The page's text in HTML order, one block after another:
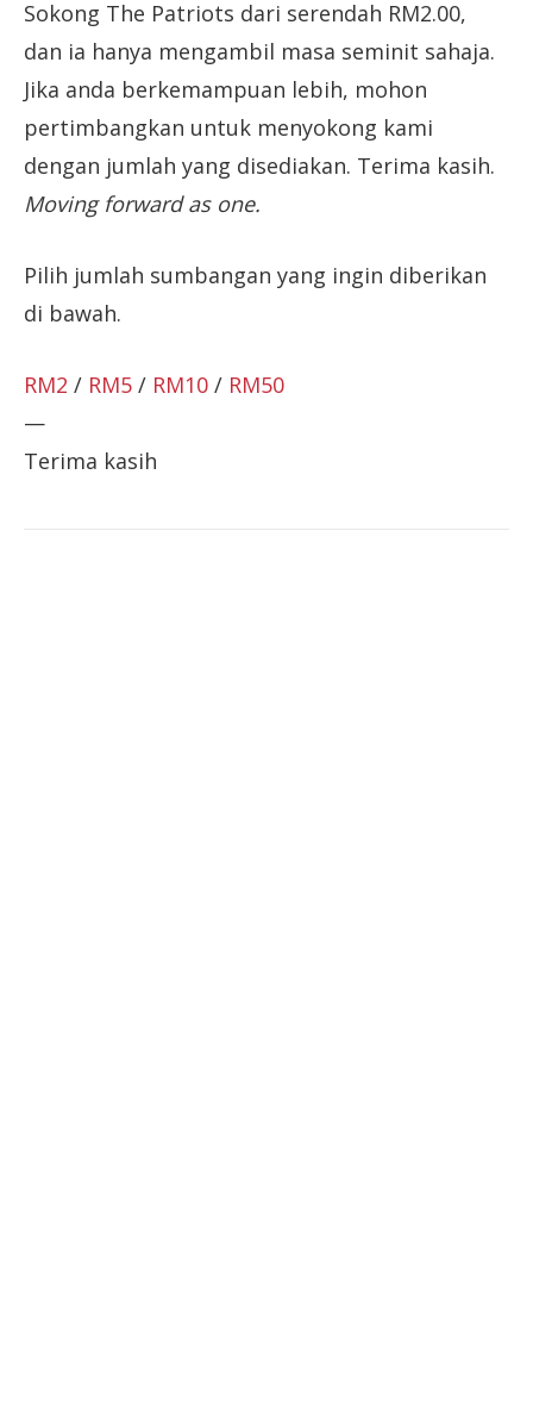
Sokong The Patriots dari serendah RM2.00,
dan ia hanya mengambil masa seminit sahaja.
Jika anda berkemampuan lebih, mohon
pertimbangkan untuk menyokong kami
dengan jumlah yang disediakan. Terima kasih.
Moving forward as one.
Pilih jumlah sumbangan yang ingin diberikan
di bawah.
RM2 / RM5 / RM10 / RM50
—
Terima kasih